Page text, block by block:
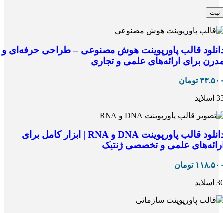
قالب پاورپوینت هوش مصنوعی – طراحی حرفه‌ای و
برای ارائه‌های علمی و تجاری
تومان
اسلاید
دانلود قالب پاورپوینت DNA و RNA | ابزار کامل برای
علمی و تخصصی ژنتیک
تومان
اسلاید